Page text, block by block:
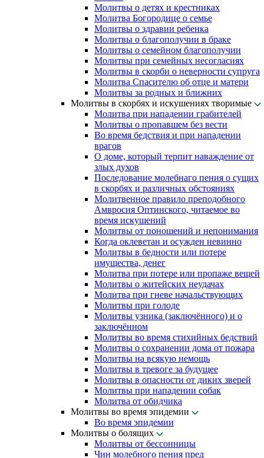
Молитвы о детях и крестниках
Молитва Богородице о семье
Молитвы о здравии ребенка
Молитвы о благополучии в браке
Молитвы о семейном благополучии
Молитвы при семейных несогласиях
Молитвы в скорби о неверности супруга
Молитва Спасителю об отце и матери
Молитвы за родных и ближних
Молитвы в скорбях и искушениях творимые
Молитва при нападении грабителей
Молитвы о пропавшем без вести
Во время бедствия и при нападении
врагов
О доме, который терпит наваждение от
злых духов
Последование молебнаго пения о сущих
в скорбях и различных обстояниях
Молитвенное правило преподобного
Амвросия Оптинского, читаемое во
время искушений
Молитвы от поношений и непонимания
Когда оклеветан и осужден невинно
Молитвы в бедности или потере
имущества, денег
Молитва при потере или пропаже вещей
Молитвы о житейских неудачах
Молитва при гневе начальствующих
Молитвы при голоде
Молитвы узника (заключённого) и о
заключённом
Молитвы во время стихийных бедствий
Молитвы о сохранении дома от пожара
Молитвы на всякую немощь
Молитвы в тревоге за будущее
Молитвы в опасности от диких зверей
Молитвы при нападении собак
Молитва от обидчика
Молитвы во время эпидемии
Во время эпидемии
Молитвы о болящих
Молитвы от бессонницы
Чин молебного пения пред